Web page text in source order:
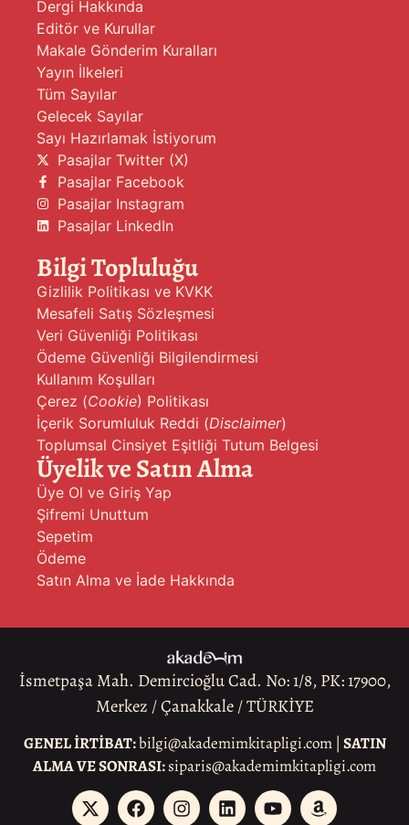
Dergi Hakkında
Editör ve Kurullar
Makale Gönderim Kuralları
Yayın İlkeleri
Tüm Sayılar
Gelecek Sayılar
Sayı Hazırlamak İstiyorum
Pasajlar Twitter (X)
Pasajlar Facebook
Pasajlar Instagram
Pasajlar LinkedIn
Bilgi Topluluğu
Gizlilik Politikası ve KVKK
Mesafeli Satış Sözleşmesi
Veri Güvenliği Politikası
Ödeme Güvenliği Bilgilendirmesi
Kullanım Koşulları
Çerez (Cookie) Politikası
İçerik Sorumluluk Reddi (Disclaimer)
Toplumsal Cinsiyet Eşitliği Tutum Belgesi
Üyelik ve Satın Alma
Üye Ol ve Giriş Yap
Şifremi Unuttum
Sepetim
Ödeme
Satın Alma ve İade Hakkında
İsmetpaşa Mah. Demircioğlu Cad. No: 1/8, PK: 17900,
Merkez / Çanakkale / TÜRKİYE
GENEL İRTİBAT:bilgi@akademimkitapligi.com | SATIN
ALMA VE SONRASI:siparis@akademimkitapligi.com